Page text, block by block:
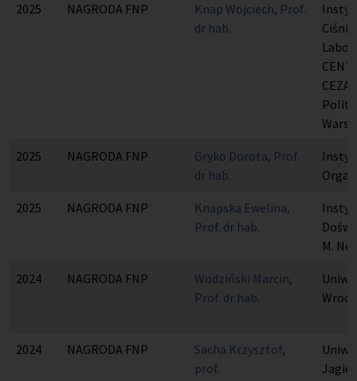
2025 NAGRODA FNP
Knap Wojciech, Prof.
dr hab.
2025 NAGRODA FNP
Gryko Dorota, Prof.
dr hab.
2025 NAGRODA FNP
Knapska Ewelina,
Prof. dr hab.
M.
2024 NAGRODA FNP
Wodziński Marcin,
Prof. dr hab.
2024 NAGRODA FNP
Sacha Krzysztof,
prof.